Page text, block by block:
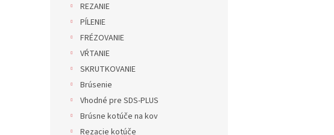
REZANIE
PÍLENIE
FRÉZOVANIE
VŔTANIE
SKRUTKOVANIE
Brúsenie
Vhodné pre SDS-PLUS
Brúsne kotúče na kov
Rezacie kotúče